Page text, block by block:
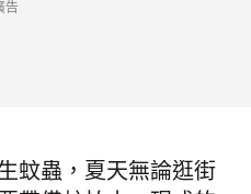
告
蚊蟲，夏天無論逛街